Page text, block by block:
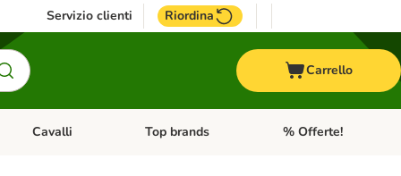
Servizio clienti Riordina
Carrello
Apri Menu Categoria: Acquaristica
Cavalli Apri Menu Categoria: Cavalli
Top brands Apri Menu Categoria:
% Offerte!